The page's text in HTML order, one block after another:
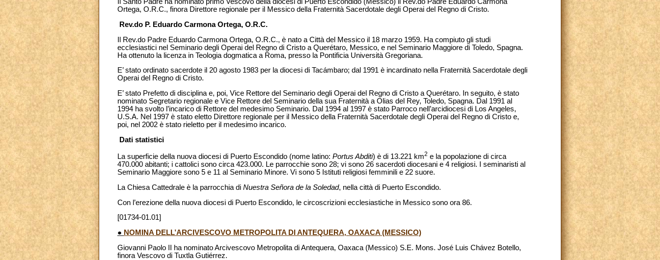
Il Santo Padre ha nominato primo Vescovo della diocesi di Puerto Escondido (Messico) il Rev.do Padre Eduardo Carmona
Ortega, O.R.C., finora Direttore regionale per il Messico della Fraternità Sacerdotale degli Operai del Regno di Cristo.
Rev.do P. Eduardo Carmona Ortega, O.R.C.
Il Rev.do Padre Eduardo Carmona Ortega, O.R.C., è nato a Città del Messico il 18 marzo 1959. Ha compiuto gli studi
ecclesiastici nel Seminario degli Operai del Regno di Cristo a Querétaro, Messico, e nel Seminario Maggiore di Toledo, Spagna.
Ha ottenuto la licenza in Teologia dogmatica a Roma, presso la Pontificia Università Gregoriana.
E’ stato ordinato sacerdote il 20 agosto 1983 per la diocesi di Tacámbaro; dal 1991 è incardinato nella Fraternità Sacerdotale degli
Operai del Regno di Cristo.
E’ stato Prefetto di disciplina e, poi, Vice Rettore del Seminario degli Operai del Regno di Cristo a Querétaro. In seguito, è stato
nominato Segretario regionale e Vice Rettore del Seminario della sua Fraternità a Olias del Rey, Toledo, Spagna. Dal 1991 al
1994 ha svolto l’incarico di Rettore del medesimo Seminario. Dal 1994 al 1997 è stato Parroco nell’arcidiocesi di Los Angeles,
U.S.A. Nel 1997 è stato eletto Direttore regionale per il Messico della Fraternità Sacerdotale degli Operai del Regno di Cristo e,
poi, nel 2002 è stato rieletto per il medesimo incarico.
Dati statistici
La superficie della nuova diocesi di Puerto Escondido (nome latino: Portus Abditi) è di 13.221 km2 e la popolazione di circa
470.000 abitanti; i cattolici sono circa 423.000. Le parrocchie sono 28; vi sono 26 sacerdoti diocesani e 4 religiosi. I seminaristi al
Seminario Maggiore sono 5 e 11 al Seminario Minore. Vi sono 5 Istituti religiosi femminili e 22 suore.
La Chiesa Cattedrale è la parrocchia di Nuestra Señora de la Soledad, nella città di Puerto Escondido.
Con l’erezione della nuova diocesi di Puerto Escondido, le circoscrizioni ecclesiastiche in Messico sono ora 86.
[01734-01.01]
● NOMINA DELL’ARCIVESCOVO METROPOLITA DI ANTEQUERA, OAXACA (MESSICO)
Giovanni Paolo II ha nominato Arcivescovo Metropolita di Antequera, Oaxaca (Messico) S.E. Mons. José Luis Chávez Botello,
finora Vescovo di Tuxtla Gutiérrez.